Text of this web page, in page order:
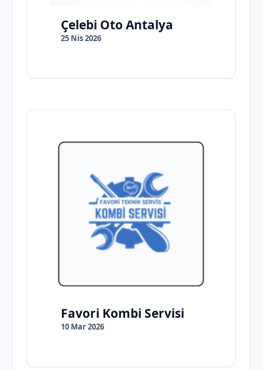
Çelebi Oto Antalya
25 Nis 2026
Favori Kombi Servisi
10 Mar 2026